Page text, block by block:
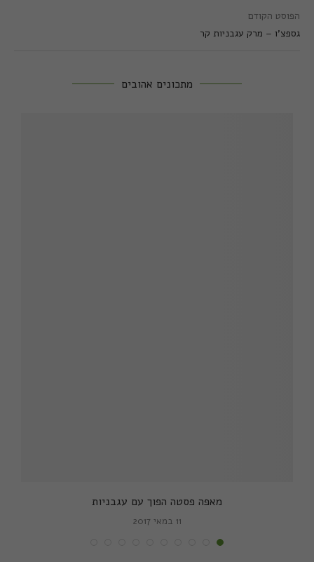
הפוסט הקודם
גספצ'ו – מרק עגבניות קר
מתכונים אהובים
מאפה פסטה הפוך עם עגבניות
11 במאי 2017